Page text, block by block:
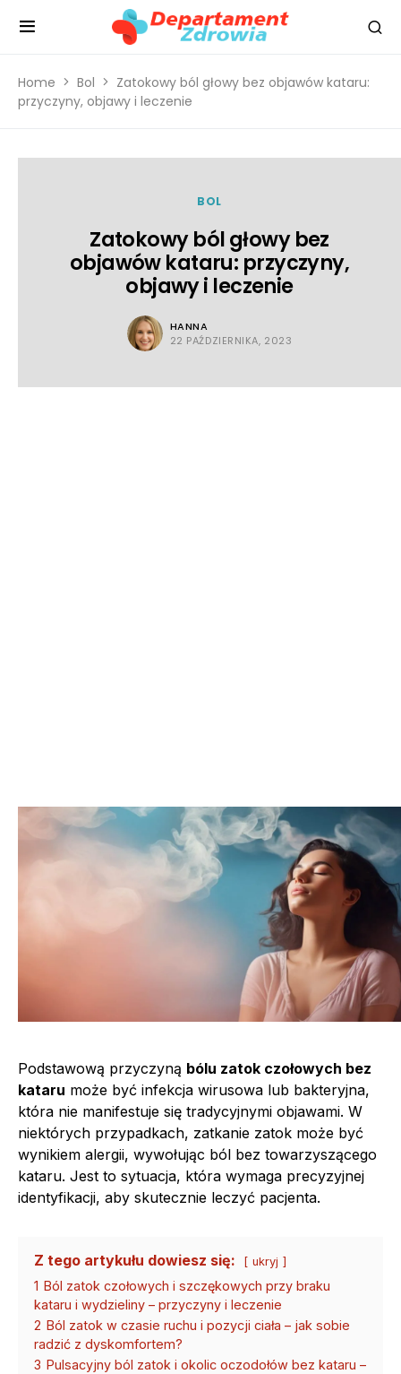
Home Bol
Zatokowy ból głowy bez objawów kataru:
przyczyny, objawy i leczenie
BOL
Zatokowy ból głowy bez
objawów kataru: przyczyny,
objawy i leczenie
HANNA
22 PAŹDZIERNIKA, 2023
Podstawową przyczyną bólu zatok czołowych bez
kataru może być infekcja wirusowa lub bakteryjna,
która nie manifestuje się tradycyjnymi objawami. W
niektórych przypadkach, zatkanie zatok może być
wynikiem alergii, wywołując ból bez towarzyszącego
kataru. Jest to sytuacja, która wymaga precyzyjnej
identyfikacji, aby skutecznie leczyć pacjenta.
Z tego artykułu dowiesz się: ukryj
1 Ból zatok czołowych i szczękowych przy braku
kataru i wydzieliny – przyczyny i leczenie
2 Ból zatok w czasie ruchu i pozycji ciała – jak sobie
radzić z dyskomfortem?
3 Pulsacyjny ból zatok i okolic oczodołów bez kataru –